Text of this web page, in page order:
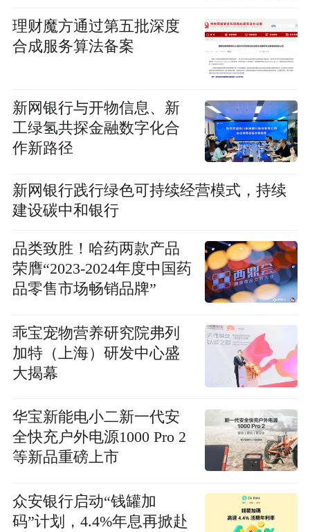
理财魔方通过第五批深度
合成服务算法备案
新网银行与开物信息、新
工绿氢共探金融数字化合
作新路径
新网银行践行绿色可持续经营模式，持续
建设碳中和银行
品类致胜！哈药两款产品
荣膺“2023-2024年度中国药
品零售市场畅销品牌”
乖宝宠物营养研究院弗列
加特（上海）研发中心盛
大揭幕
华宝新能电小二新一代安
全快充户外电源1000 Pro 2
等新品重磅上市
众安银行启动“钱罐加
码”计划，4.4%年息再掀赴